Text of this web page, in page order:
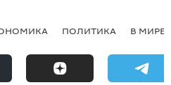
ПОЛИТИКА В МИРЕ